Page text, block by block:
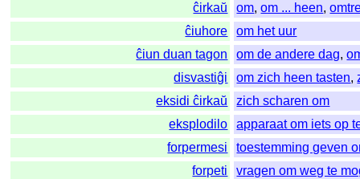
ĉirkaŭ
om,om ... heen,
ĉiuhore
om het uur
ĉiun duan tagon
om de andere dag,
disvastiĝi
om zich heen tasten,
eksidi ĉirkaŭ
zich scharen om
eksplodilo
apparaat om iets op
forpermesi
toestemming geven
forpeti
vragen om weg te